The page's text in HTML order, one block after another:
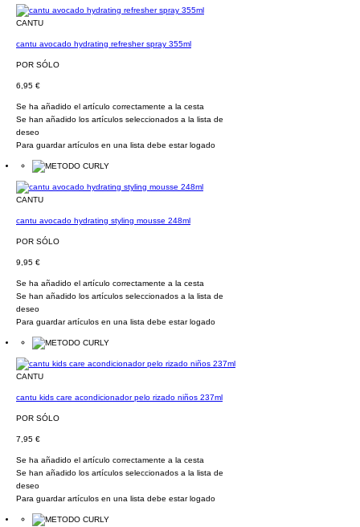
CANTU
cantu avocado hydrating refresher spray 355ml
POR SÓLO
6,95 €
Se ha añadido el artículo correctamente a la cesta
Se han añadido los artículos seleccionados a la lista de
deseo
Para guardar artículos en una lista debe estar logado
CANTU
cantu avocado hydrating styling mousse 248ml
POR SÓLO
9,95 €
Se ha añadido el artículo correctamente a la cesta
Se han añadido los artículos seleccionados a la lista de
deseo
Para guardar artículos en una lista debe estar logado
CANTU
cantu kids care acondicionador pelo rizado niños 237ml
POR SÓLO
7,95 €
Se ha añadido el artículo correctamente a la cesta
Se han añadido los artículos seleccionados a la lista de
deseo
Para guardar artículos en una lista debe estar logado